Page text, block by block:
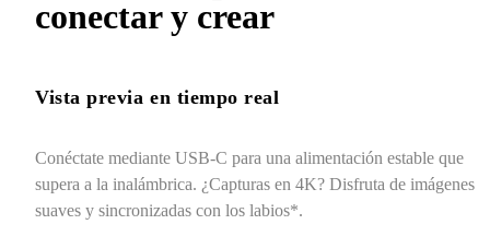
conectar y crear
Vista previa en tiempo real
Conéctate mediante USB-C para una alimentación estable que
supera a la inalámbrica. ¿Capturas en 4K? Disfruta de imágenes
suaves y sincronizadas con los labios*.